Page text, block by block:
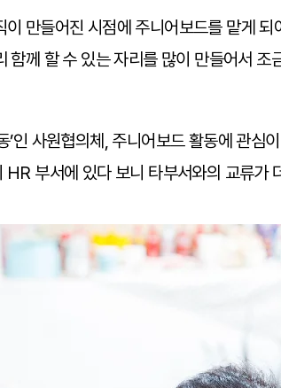
만들어진 시점에 주니어보드를 맡게
께 할 수 있는 자리를 많이 만들어서
’인 사원협의체, 주니어보드 활동에 관
부서에 있다 보니 타부서와의 교류가